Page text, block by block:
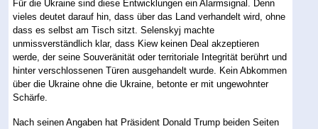
Für die Ukraine sind diese Entwicklungen ein Alarmsignal. Denn
vieles deutet darauf hin, dass über das Land verhandelt wird, ohne
dass es selbst am Tisch sitzt. Selenskyj machte
unmissverständlich klar, dass Kiew keinen Deal akzeptieren
werde, der seine Souveränität oder territoriale Integrität berührt und
hinter verschlossenen Türen ausgehandelt wurde. Kein Abkommen
über die Ukraine ohne die Ukraine, betonte er mit ungewohnter
Schärfe.
Nach seinen Angaben hat Präsident Donald Trump beiden Seiten